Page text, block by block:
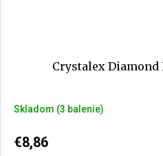
Crystalex Diamond
Skladom (3 balenie)
€8,86